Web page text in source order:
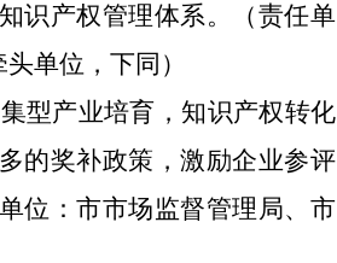
识产权管理体系。（责任单
单位，下同）
型产业培育，知识产权转化
的奖补政策，激励企业参评
位：市市场监督管理局、市